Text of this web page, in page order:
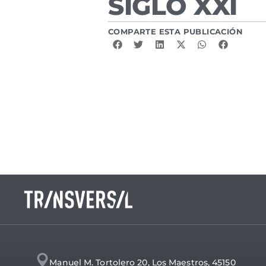
COMPARTE ESTA PUBLICACIÓN
Manuel M. Tortolero 20, Los Maestros, 45150